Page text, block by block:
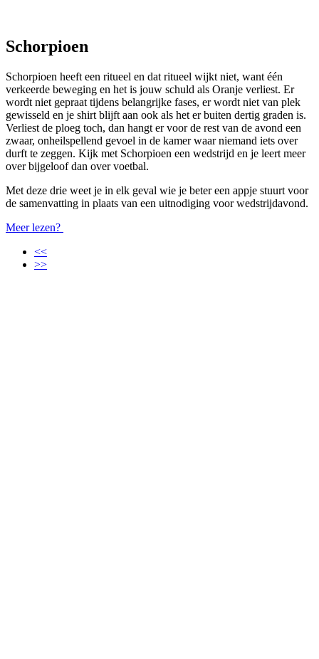
Schorpioen
Schorpioen heeft een ritueel en dat ritueel wijkt niet, want één
verkeerde beweging en het is jouw schuld als Oranje verliest. Er
wordt niet gepraat tijdens belangrijke fases, er wordt niet van plek
gewisseld en je shirt blijft aan ook als het er buiten dertig graden is.
Verliest de ploeg toch, dan hangt er voor de rest van de avond een
zwaar, onheilspellend gevoel in de kamer waar niemand iets over
durft te zeggen. Kijk met Schorpioen een wedstrijd en je leert meer
over bijgeloof dan over voetbal.
Met deze drie weet je in elk geval wie je beter een appje stuurt voor
de samenvatting in plaats van een uitnodiging voor wedstrijdavond.
Meer lezen?
<<
>>